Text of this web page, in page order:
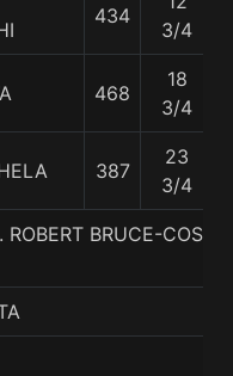
434
3/4
468
18
3/4
387
23
3/4
BRUCE-